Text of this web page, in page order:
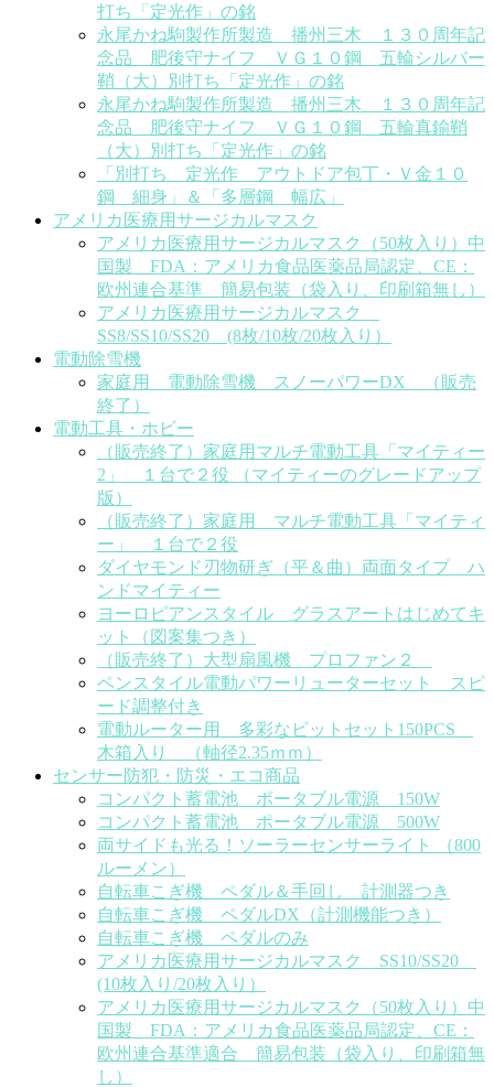
打ち「定光作」の銘
永尾かね駒製作所製造 播州三木 １３０周年記
念品 肥後守ナイフ ＶＧ１０鋼 五輪シルバー
鞘（大）別打ち「定光作」の銘
永尾かね駒製作所製造 播州三木 １３０周年記
念品 肥後守ナイフ ＶＧ１０鋼 五輪真鍮鞘
（大）別打ち「定光作」の銘
「別打ち 定光作 アウトドア包丁・Ｖ金１０
鋼 細身」＆「多層鋼 幅広」
アメリカ医療用サージカルマスク
アメリカ医療用サージカルマスク（50枚入り）中
国製 FDA：アメリカ食品医薬品局認定、CE：
欧州連合基準 簡易包装（袋入り、印刷箱無し）
アメリカ医療用サージカルマスク
SS8/SS10/SS20 (8枚/10枚/20枚入り）
電動除雪機
家庭用 電動除雪機 スノーパワーDX （販売
終了）
電動工具・ホビー
（販売終了）家庭用マルチ電動工具「マイティー
2」 １台で２役 （マイティーのグレードアップ
版）
（販売終了）家庭用 マルチ電動工具「マイティ
ー」 １台で２役
ダイヤモンド刃物研ぎ（平＆曲）両面タイプ ハ
ンドマイティー
ヨーロピアンスタイル グラスアートはじめてキ
ット（図案集つき）
（販売終了）大型扇風機 プロファン２
ペンスタイル電動パワーリューターセット スピ
ード調整付き
電動ルーター用 多彩なビットセット150PCS
木箱入り （軸径2.35ｍｍ）
センサー防犯・防災・エコ商品
コンパクト蓄電池 ポータブル電源 150W
コンパクト蓄電池 ポータブル電源 500W
両サイドも光る！ソーラーセンサーライト （800
ルーメン）
自転車こぎ機 ペダル＆手回し 計測器つき
自転車こぎ機 ペダルDX（計測機能つき）
自転車こぎ機 ペダルのみ
アメリカ医療用サージカルマスク SS10/SS20
(10枚入り/20枚入り）
アメリカ医療用サージカルマスク（50枚入り）中
国製 FDA：アメリカ食品医薬品局認定、CE：
欧州連合基準適合 簡易包装（袋入り、印刷箱無
し）